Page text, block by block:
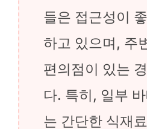
들은 접근성이
하고 있으며, 주
편의점이 있는
다. 특히, 일부
는 간단한 식재